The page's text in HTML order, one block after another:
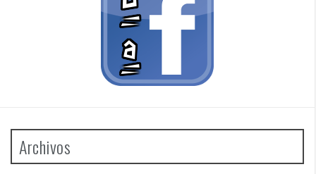
Archivos